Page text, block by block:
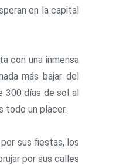
en la capital
con una inmensa
más bajar del
300 días de sol al
todo un placer.
sus fiestas, los
por sus calles